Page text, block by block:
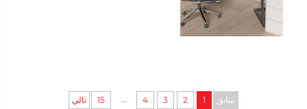
سابق 1
2
3
4
15 تالي